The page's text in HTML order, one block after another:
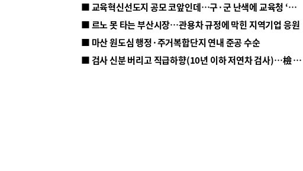
■ 교육혁신선도지 공모 코앞인데…구·군 난색에 교육청 ‘쩔쩔’
■ 르노 못 타는 부산시장…관용차 규정에 막힌 지역기업 응원
■ 마산 원도심 행정·주거복합단지 연내 준공 수순
■ 검사 신분 버리고 직급하향(10년 이하 저연차 검사)…檢 중수청행 기피